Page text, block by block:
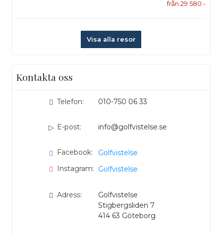
från 29 580:-
Visa alla resor
Kontakta oss
Telefon: 010-750 06 33
E-post: info@golfvistelse.se
Facebook:
Golfvistelse
Instagram: Golfvistelse
Adress:
Golfvistelse
Stigbergsliden 7
414 63 Göteborg